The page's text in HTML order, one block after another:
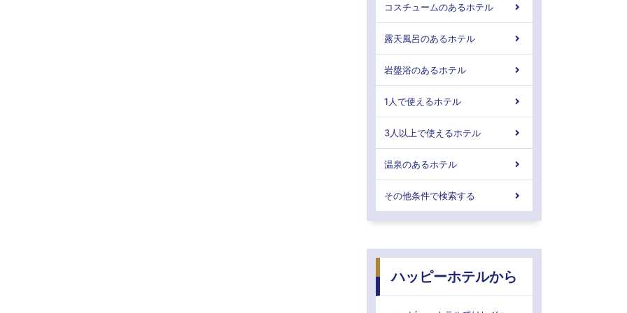
コスチュームのあるホテル
露天風呂のあるホテル
岩盤浴のあるホテル
1人で使えるホテル
3人以上で使えるホテル
温泉のあるホテル
その他条件で検索する
ハッピーホテルから